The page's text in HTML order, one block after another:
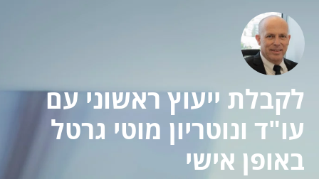
לקבלת ייעוץ ראשוני עם
עו"ד ונוטריון מוטי גרטל
באופן אישי